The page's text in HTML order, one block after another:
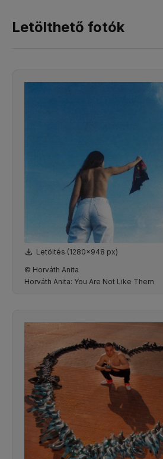
Letölthető fotók
Letöltés (1280x948 px)
© Horváth Anita
Horváth Anita: You Are Not Like Them